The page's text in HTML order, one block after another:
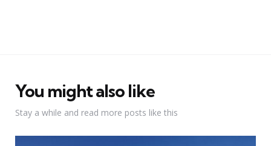
You might also like
Stay a while and read more posts like this